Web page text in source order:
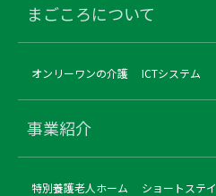
まごころについて
オンリーワンの介護 ICTシステム
事業紹介
特別養護老人ホーム ショートステイ